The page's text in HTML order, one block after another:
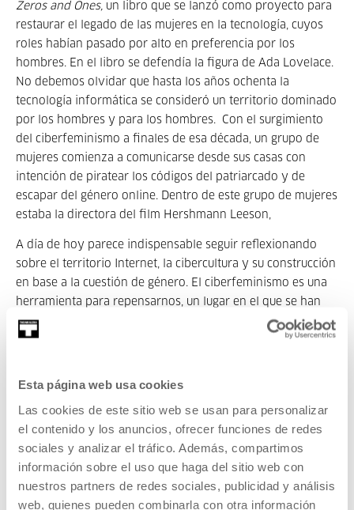
Esta página web usa cookies
Las cookies de este sitio web se usan para personalizar
el contenido y los anuncios, ofrecer funciones de redes
sociales y analizar el tráfico. Además, compartimos
información sobre el uso que haga del sitio web con
nuestros partners de redes sociales, publicidad y análisis
web, quienes pueden combinarla con otra información
Zeros and Ones, un libro que se lanzó como proyecto para
restaurar el legado de las mujeres en la tecnología, cuyos
roles habían pasado por alto en preferencia por los
hombres. En el libro se defendía la figura de Ada Lovelace.
No debemos olvidar que hasta los años ochenta la
tecnología informática se consideró un territorio dominado
por los hombres y para los hombres. Con el surgimiento
del ciberfeminismo a finales de esa década, un grupo de
mujeres comienza a comunicarse desde sus casas con
intención de piratear los códigos del patriarcado y de
escapar del género online. Dentro de este grupo de mujeres
estaba la directora del film Hershmann Leeson,
A día de hoy parece indispensable seguir reflexionando
sobre el territorio Internet, la cibercultura y su construcción
en base a la cuestión de género. El ciberfeminismo es una
herramienta para repensarnos, un lugar en el que se han
acumulado prácticas dispares desde el arte, la filosofía o la
acción social a través de las cuales se han contado
terminan por afirmar la dimensión política de la tecnología.
Seleccionar esta película se convirtió de pronto, desde
nuestro humilde acto de programar, en un modo de
continuar la estructura abismal de mujeres que se
rescataban unas a otras, desde el siglo XIX, hasta hoy.
Pertenece a Eskolatik